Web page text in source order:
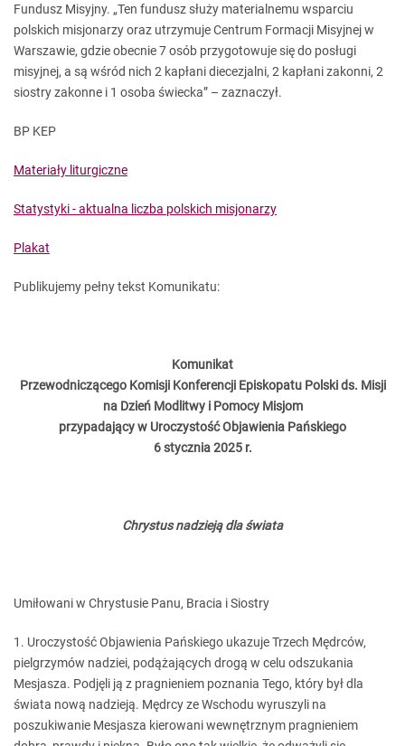
Fundusz Misyjny. „Ten fundusz służy materialnemu wsparciu
polskich misjonarzy oraz utrzymuje Centrum Formacji Misyjnej w
Warszawie, gdzie obecnie 7 osób przygotowuje się do posługi
misyjnej, a są wśród nich 2 kapłani diecezjalni, 2 kapłani zakonni, 2
siostry zakonne i 1 osoba świecka” – zaznaczył.
BP KEP
Materiały liturgiczne
Statystyki - aktualna liczba polskich misjonarzy
Plakat
Publikujemy pełny tekst Komunikatu:
Komunikat
Przewodniczącego Komisji Konferencji Episkopatu Polski ds. Misji
na Dzień Modlitwy i Pomocy Misjom
przypadający w Uroczystość Objawienia Pańskiego
6 stycznia 2025 r.
Chrystus nadzieją dla świata
Umiłowani w Chrystusie Panu, Bracia i Siostry
1. Uroczystość Objawienia Pańskiego ukazuje Trzech Mędrców,
pielgrzymów nadziei, podążających drogą w celu odszukania
Mesjasza. Podjęli ją z pragnieniem poznania Tego, który był dla
świata nową nadzieją. Mędrcy ze Wschodu wyruszyli na
poszukiwanie Mesjasza kierowani wewnętrznym pragnieniem